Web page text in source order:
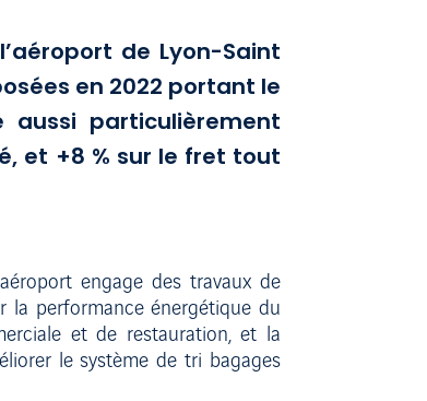
de Lyon-Saint
en 2022 portant le
particulièrement
et +8 % sur le fret tout
engage des travaux de
la performance énergétique du
et de restauration, et la
le système de tri bagages